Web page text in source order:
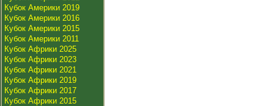
Кубок Америки 2019
Кубок Америки 2016
Кубок Америки 2015
Кубок Америки 2011
Кубок Африки 2025
Кубок Африки 2023
Кубок Африки 2021
Кубок Африки 2019
Кубок Африки 2017
Кубок Африки 2015